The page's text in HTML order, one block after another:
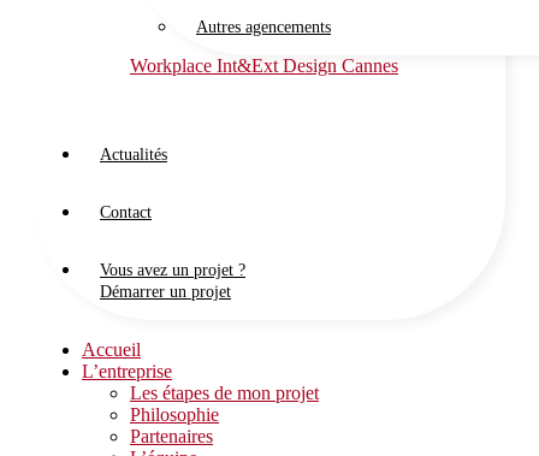
Autres agencements
Workplace Int&Ext Design Cannes
Actualités
Contact
Vous avez un projet ?
Démarrer un projet
Accueil
L’entreprise
Les étapes de mon projet
Philosophie
Partenaires